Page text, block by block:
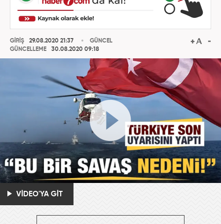
GİRİŞ
29.08.2020 21:37
GÜNCELLEME
30.08.2020 09:18
GÜNCEL
VİDEO'YA GİT